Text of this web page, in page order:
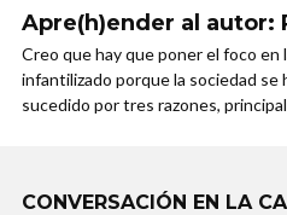
Apre(h)ender al autor:
Creo que hay que poner el foco en
infantilizado porque la sociedad se
sucedido por tres razones,
CONVERSACIÓN EN LA